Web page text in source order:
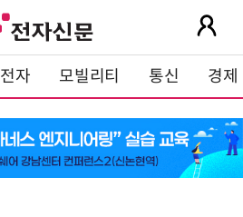
전자 모빌리티 통신 경제